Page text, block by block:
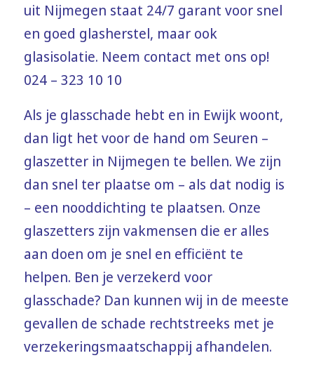
uit Nijmegen staat 24/7 garant voor snel
en goed glasherstel, maar ook
glasisolatie. Neem contact met ons op!
024 – 323 10 10
Als je glasschade hebt en in Ewijk woont,
dan ligt het voor de hand om Seuren –
glaszetter in Nijmegen te bellen. We zijn
dan snel ter plaatse om – als dat nodig is
– een nooddichting te plaatsen. Onze
glaszetters zijn vakmensen die er alles
aan doen om je snel en efficiënt te
helpen. Ben je verzekerd voor
glasschade? Dan kunnen wij in de meeste
gevallen de schade rechtstreeks met je
verzekeringsmaatschappij afhandelen.